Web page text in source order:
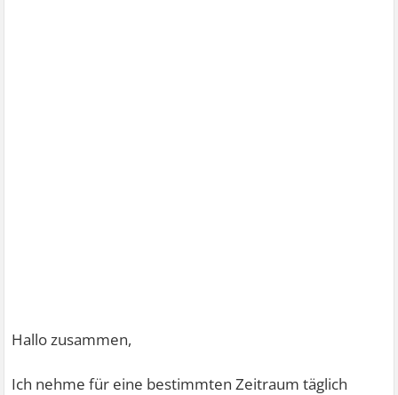
Hallo zusammen,
Ich nehme für eine bestimmten Zeitraum täglich